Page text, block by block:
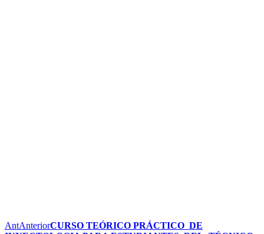
AntAnteriorCURSO TEÓRICO PRÁCTICO DE